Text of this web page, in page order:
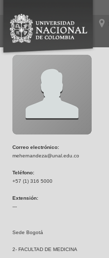
Correo electrónico:
mehernandeza@unal.edu.co
Teléfono:
+57 (1) 316 5000
Extensión:
---
Sede Bogotá
2- FACULTAD DE MEDICINA